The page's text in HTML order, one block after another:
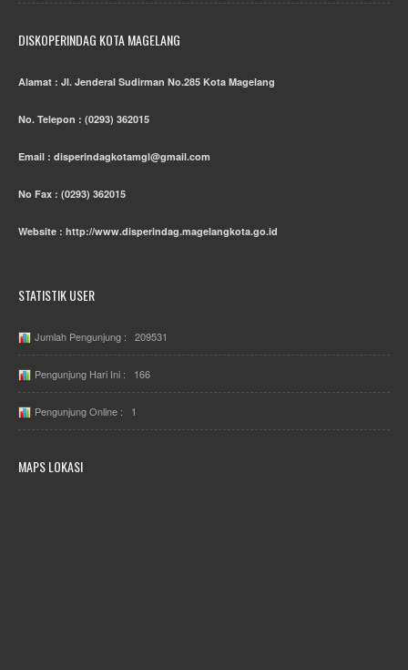
DISKOPERINDAG KOTA MAGELANG
Alamat : Jl. Jenderal Sudirman No.285 Kota Magelang
No. Telepon : (0293) 362015
Email : disperindagkotamgl@gmail.com
No Fax : (0293) 362015
Website : http://www.disperindag.magelangkota.go.id
STATISTIK USER
Jumlah Pengunjung : 209531
Pengunjung Hari Ini : 166
Pengunjung Online : 1
MAPS LOKASI